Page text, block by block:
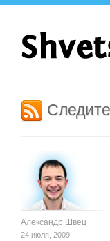
Александр Швец
24 июля, 2009